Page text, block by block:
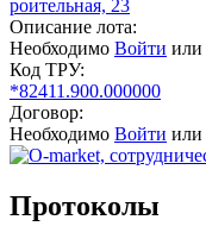
роительная, 23
Описание лота:
Необходимо Войти или
Код ТРУ:
*82411.900.000000
Договор:
Необходимо Войти или
Протоколы